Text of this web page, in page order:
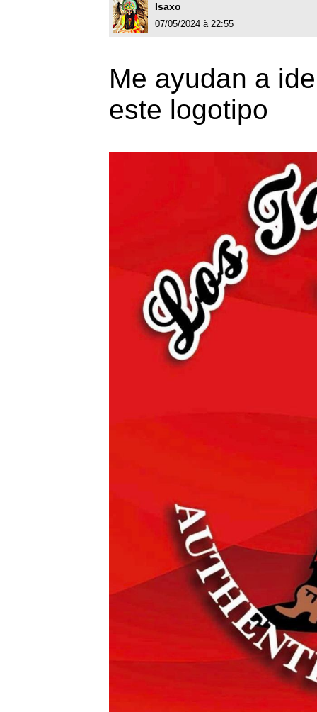
Isaxo
07/05/2024 à 22:55
Me ayudan a
este logotipo